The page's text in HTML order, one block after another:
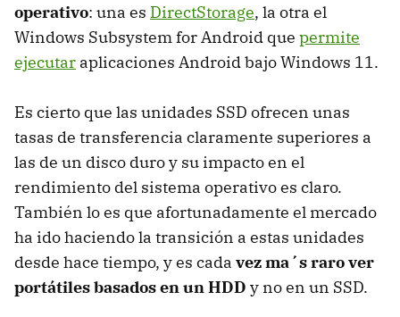
operativo: una es DirectStorage, la otra el
Windows Subsystem for Android que permite
ejecutar aplicaciones Android bajo Windows 11.
Es cierto que las unidades SSD ofrecen unas
tasas de transferencia claramente superiores a
las de un disco duro y su impacto en el
rendimiento del sistema operativo es claro.
También lo es que afortunadamente el mercado
ha ido haciendo la transición a estas unidades
desde hace tiempo, y es cada vez ma´s raro ver
portátiles basados en un HDD y no en un SSD.